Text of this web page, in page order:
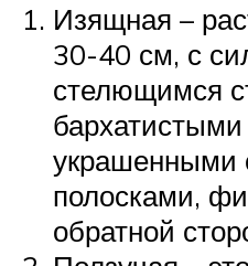
Изящная –
30-40 см, с
стелющимся
украшенными
полосками,
обратной